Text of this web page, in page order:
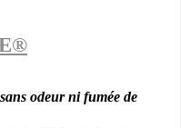
odeur ni fumée de